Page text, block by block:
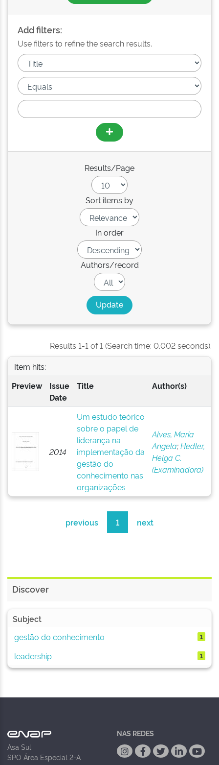
Add filters:
Use filters to refine the search results.
Results/Page
Sort items by
In order
Authors/record
Results 1-1 of 1 (Search time: 0.002 seconds).
Item hits:
Preview
Issue
Date
Title Author(s)
2014
Um estudo teórico
sobre o papel de
liderança na
implementação da
gestão do
conhecimento nas
organizações
Alves, Maria
Angela;Hedler,
Helga C.
(Examinadora)
previous 1 next
Discover
Subject
gestão do conhecimento
1
leadership 1
Asa Sul
SPO Área Especial 2-A
NAS REDES